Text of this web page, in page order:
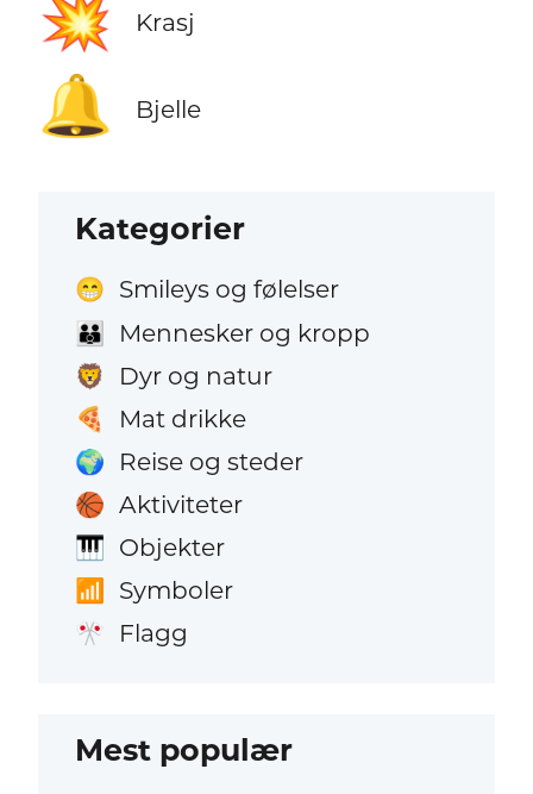
💥 Krasj
🔔 Bjelle
Kategorier
😁 Smileys og følelser
👪 Mennesker og kropp
🦁 Dyr og natur
🍕 Mat drikke
🌍 Reise og steder
🏀 Aktiviteter
🎹 Objekter
📶 Symboler
🎌 Flagg
Mest populær